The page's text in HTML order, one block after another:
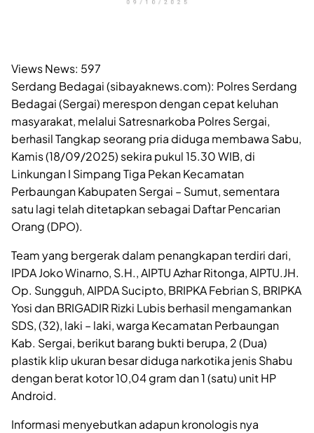
Views News: 597
Serdang Bedagai (sibayaknews.com): Polres Serdang
Bedagai (Sergai) merespon dengan cepat keluhan
masyarakat, melalui Satresnarkoba Polres Sergai,
berhasil Tangkap seorang pria diduga membawa Sabu,
Kamis (18/09/2025) sekira pukul 15.30 WIB, di
Linkungan I Simpang Tiga Pekan Kecamatan
Perbaungan Kabupaten Sergai – Sumut, sementara
satu lagi telah ditetapkan sebagai Daftar Pencarian
Orang (DPO).
Team yang bergerak dalam penangkapan terdiri dari,
IPDA Joko Winarno, S.H., AIPTU Azhar Ritonga, AIPTU.JH.
Op. Sungguh, AIPDA Sucipto, BRIPKA Febrian S, BRIPKA
Yosi dan BRIGADIR Rizki Lubis berhasil mengamankan
SDS, (32), laki – laki, warga Kecamatan Perbaungan
Kab. Sergai, berikut barang bukti berupa, 2 (Dua)
plastik klip ukuran besar diduga narkotika jenis Shabu
dengan berat kotor 10,04 gram dan 1 (satu) unit HP
Android.
Informasi menyebutkan adapun kronologis nya